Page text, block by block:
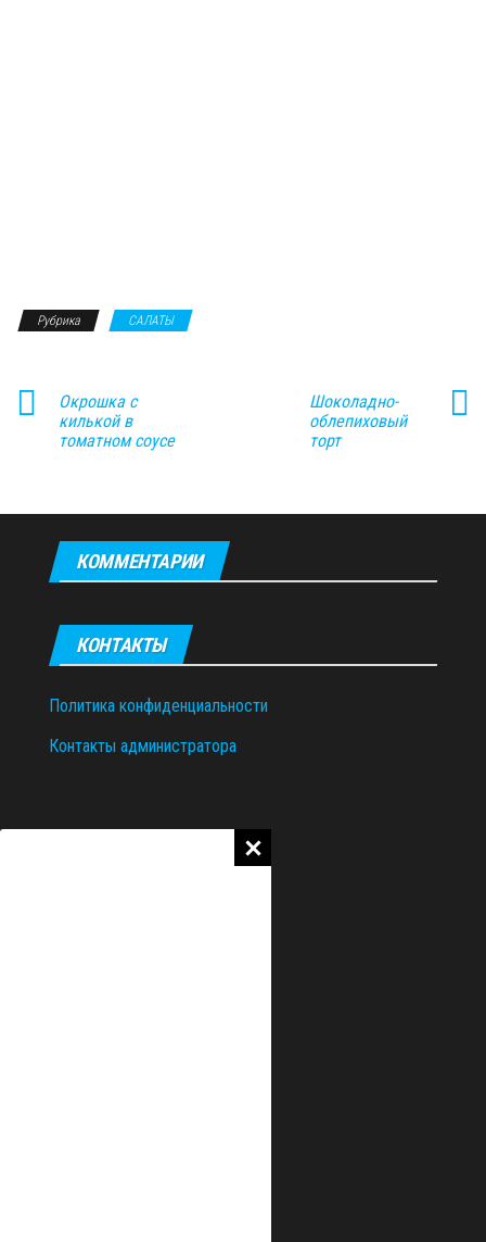
Рубрика САЛАТЫ
Окрошка с
килькой в
томатном соусе
Шоколадно-
облепиховый
торт
КОММЕНТАРИИ
КОНТАКТЫ
Политика конфиденциальности
Контакты администратора